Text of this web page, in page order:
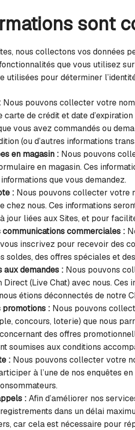
sont
nous collectons vos données
que vous utilisez
utilisées pour déterminer
Nous pouvons collecter votre
carte de crédit et date
vous avez commandés ou
(ou d’autres informations
en magasin : Nous pouvons
en magasin. Ces
que vous demandez.
: Nous pouvons collecter votre
chez nous. Ces informations
jour liées aux Sites, et pour
commerciales :
inscrivez pour recevoir des
soldes, des offres spéciales et
aux demandes : Nous pouvons
Direct (Live Chat) avec nous.
étions déconnectés de notre
promotions : Nous pouvons
concours, loterie) que nous
des offres
soumises aux conditions
: Nous pouvons collecter votre
à l’une de nos enquêtes
: Afin d’améliorer nos
dans un délai
car cela est nécessaire pour